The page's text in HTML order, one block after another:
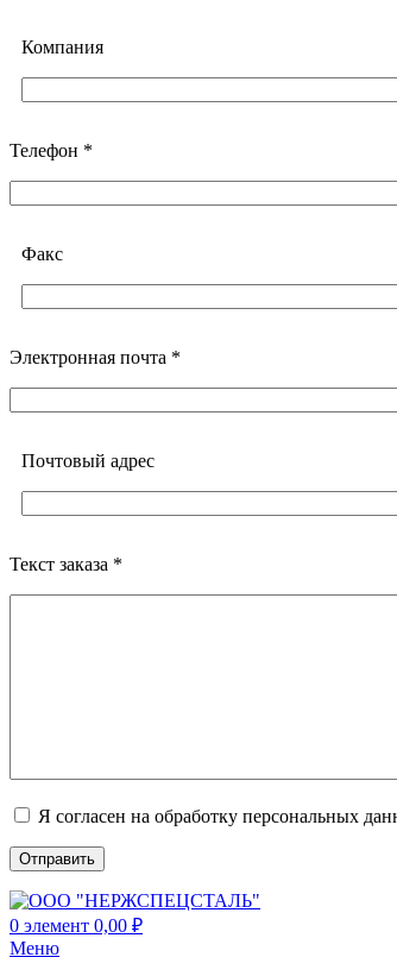
Компания
Телефон *
Факс
Электронная почта *
Почтовый адреc
Текст заказа *
Я согласен на обработку персональных
0 элемент 0,00 ₽
Меню